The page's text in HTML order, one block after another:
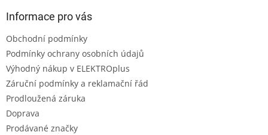
Informace pro vás
Obchodní podmínky
Podmínky ochrany osobních údajů
Výhodný nákup v ELEKTROplus
Záruční podmínky a reklamační řád
Prodloužená záruka
Doprava
Prodávané značky